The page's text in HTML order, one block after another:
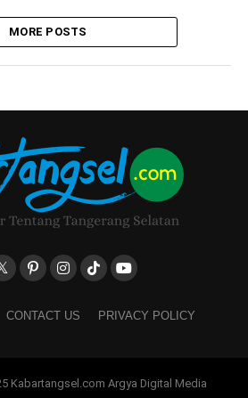
MORE POSTS
CONTACT US PRIVACY POLICY
Kabartangsel.com Argya Digital Media